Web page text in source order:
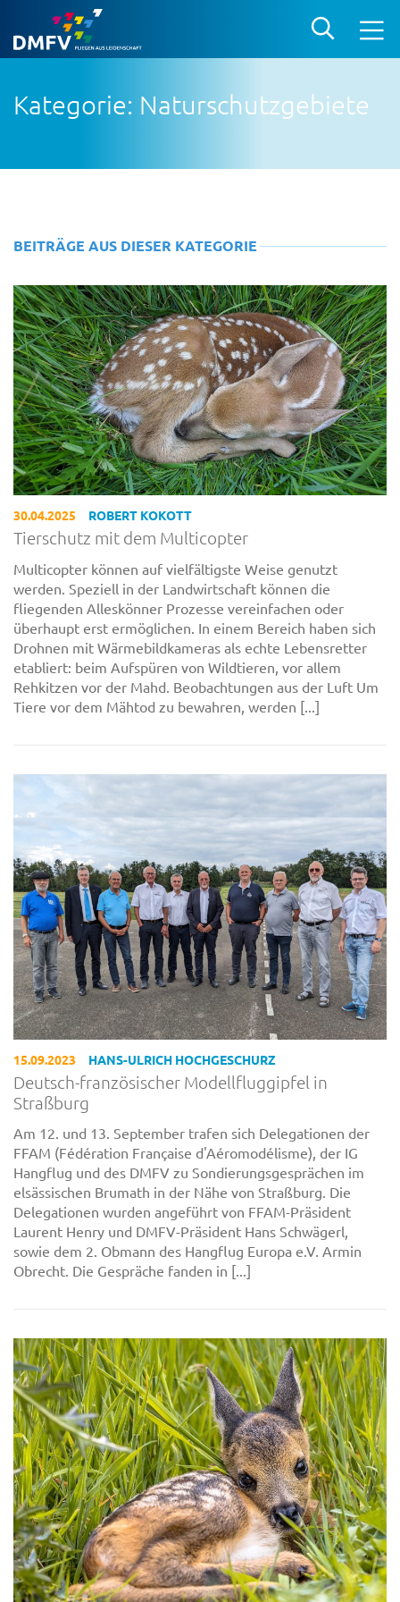
Kategorie: Naturschutzgebiete
BEITRÄGE AUS DIESER KATEGORIE
30.04.2025 ROBERT KOKOTT
Tierschutz mit dem Multicopter
Multicopter können auf vielfältigste Weise genutzt
werden. Speziell in der Landwirtschaft können die
fliegenden Alleskönner Prozesse vereinfachen oder
überhaupt erst ermöglichen. In einem Bereich haben sich
Drohnen mit Wärmebildkameras als echte Lebensretter
etabliert: beim Aufspüren von Wildtieren, vor allem
Rehkitzen vor der Mahd. Beobachtungen aus der Luft Um
Tiere vor dem Mähtod zu bewahren, werden [...]
15.09.2023 HANS-ULRICH HOCHGESCHURZ
Deutsch-französischer Modellfluggipfel in
Straßburg
Am 12. und 13. September trafen sich Delegationen der
FFAM (Fédération Française d'Aéromodélisme), der IG
Hangflug und des DMFV zu Sondierungsgesprächen im
elsässischen Brumath in der Nähe von Straßburg. Die
Delegationen wurden angeführt von FFAM-Präsident
Laurent Henry und DMFV-Präsident Hans Schwägerl,
sowie dem 2. Obmann des Hangflug Europa e.V. Armin
Obrecht. Die Gespräche fanden in [...]